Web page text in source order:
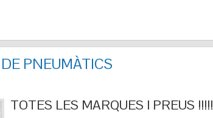
PNEUMÀTICS
TOTES LES MARQUES I PREUS !!!!!